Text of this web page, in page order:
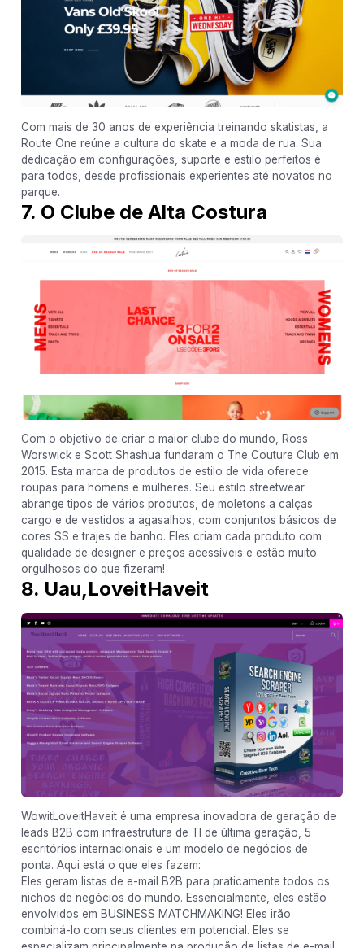
Com mais de 30 anos de experiência treinando skatistas, a
Route One reúne a cultura do skate e a moda de rua. Sua
dedicação em configurações, suporte e estilo perfeitos é
para todos, desde profissionais experientes até novatos no
parque.
7. O Clube de Alta Costura
Com o objetivo de criar o maior clube do mundo, Ross
Worswick e Scott Shashua fundaram o The Couture Club em
2015. Esta marca de produtos de estilo de vida oferece
roupas para homens e mulheres. Seu estilo streetwear
abrange tipos de vários produtos, de moletons a calças
cargo e de vestidos a agasalhos, com conjuntos básicos de
cores SS e trajes de banho. Eles criam cada produto com
qualidade de designer e preços acessíveis e estão muito
orgulhosos do que fizeram!
8. Uau,LoveitHaveit
WowitLoveitHaveit é uma empresa inovadora de geração de
leads B2B com infraestrutura de TI de última geração, 5
escritórios internacionais e um modelo de negócios de
ponta. Aqui está o que eles fazem:
Eles geram listas de e-mail B2B para praticamente todos os
nichos de negócios do mundo. Essencialmente, eles estão
envolvidos em BUSINESS MATCHMAKING! Eles irão
combiná-lo com seus clientes em potencial. Eles se